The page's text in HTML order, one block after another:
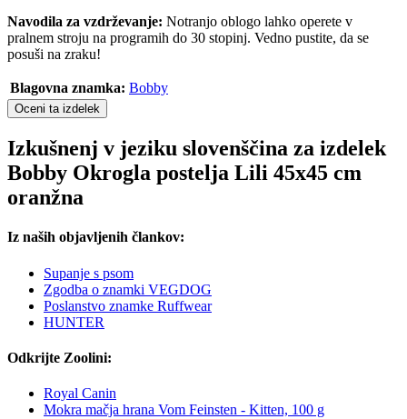
Navodila za vzdrževanje: Notranjo oblogo lahko operete v
pralnem stroju na programih do 30 stopinj. Vedno pustite, da se
posuši na zraku!
Blagovna znamka: Bobby
Oceni ta izdelek
Izkušnenj v jeziku slovenščina za izdelek
Bobby Okrogla postelja Lili 45x45 cm
oranžna
Iz naših objavljenih člankov:
Supanje s psom
Zgodba o znamki VEGDOG
Poslanstvo znamke Ruffwear
HUNTER
Odkrijte Zoolini:
Royal Canin
Mokra mačja hrana Vom Feinsten - Kitten, 100 g